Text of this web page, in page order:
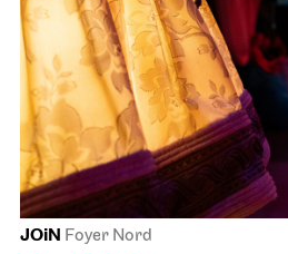
JOiN Foyer Nord